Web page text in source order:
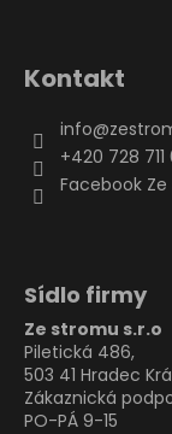
Kontakt
info@
+420 728 711
Facebook
Sídlo firmy
Ze stromu s.r.o
Piletická 486,
503 41 Hradec
Zákaznická
PO-PÁ 9-15